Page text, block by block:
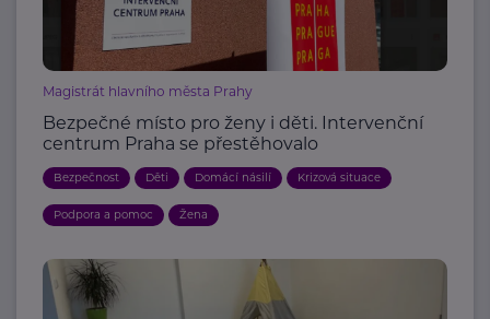
Magistrát hlavního města Prahy
Bezpečné místo pro ženy i děti. Intervenční
centrum Praha se přestěhovalo
Bezpečnost Děti Domácí násilí Krizová situace
Podpora a pomoc Žena